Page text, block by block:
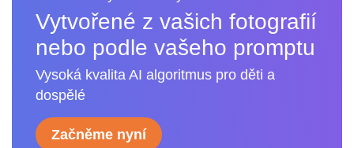
Vytvořené z vašich fotografií
nebo podle vašeho promptu
Vysoká kvalita AI algoritmus pro děti a
dospělé
Začněme nyní